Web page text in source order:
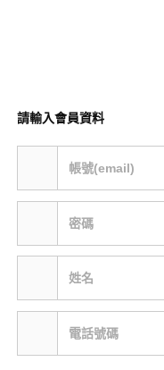
請輸入會員資料
帳號(email)
密碼
姓名
電話號碼